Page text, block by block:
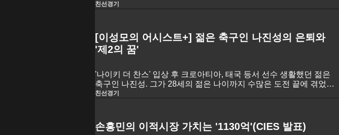
친선경기
[이성모의 어시스트+] 젊은 축구인 나진성의 은퇴와
'제2의 꿈'
'나이키 더 찬스' 입상 후 크로아티아, 태국 등서 선수 생활했던 젊은
축구인 나진성. 그가 28세의 젊은 나이까지 수많은 도전 끝에 겪었던
경험들에 대한 인터뷰. 그리고 선수생활을 정리하면서 그가 품은 '제2
친선경기
손흥민의 이적시장 가치는 '1130억'(CIES 발표)